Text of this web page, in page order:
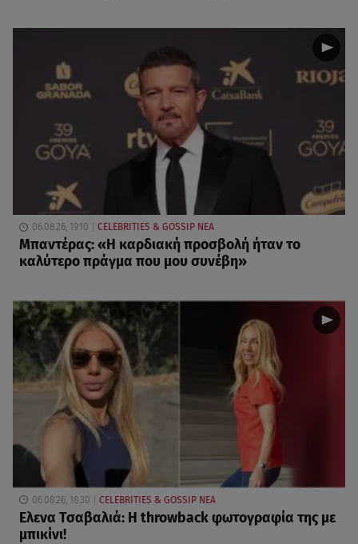
06.08.26, 19:10 CELEBRITIES & GOSSIP ΝΕΑ
Μπαντέρας: «Η καρδιακή προσβολή ήταν το
καλύτερο πράγμα που μου συνέβη»
06.08.26, 18:30 CELEBRITIES & GOSSIP ΝΕΑ
Ελενα Τσαβαλιά: Η throwback φωτογραφία της με
μπικίνι!